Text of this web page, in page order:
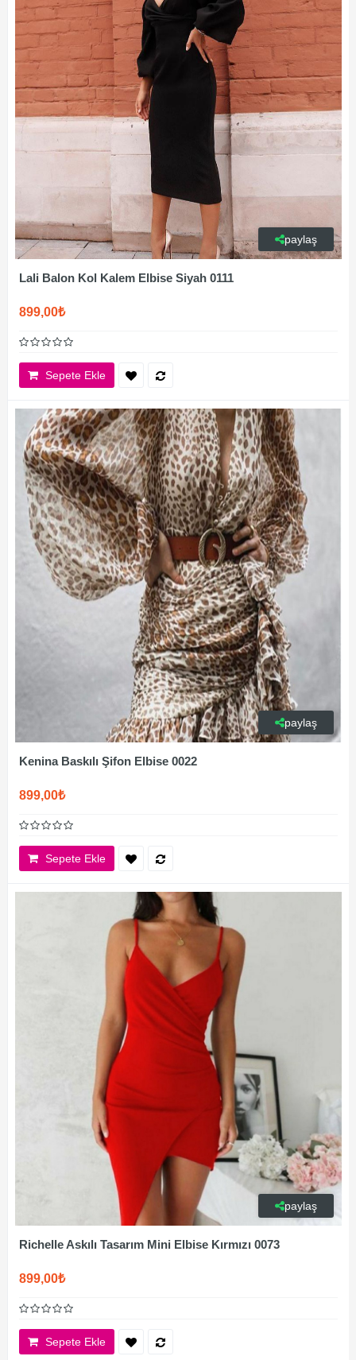
paylaş
Lali Balon Kol Kalem Elbise Siyah 0111
899,00₺
Sepete Ekle
paylaş
Kenina Baskılı Şifon Elbise 0022
899,00₺
Sepete Ekle
paylaş
Richelle Askılı Tasarım Mini Elbise Kırmızı 0073
899,00₺
Sepete Ekle